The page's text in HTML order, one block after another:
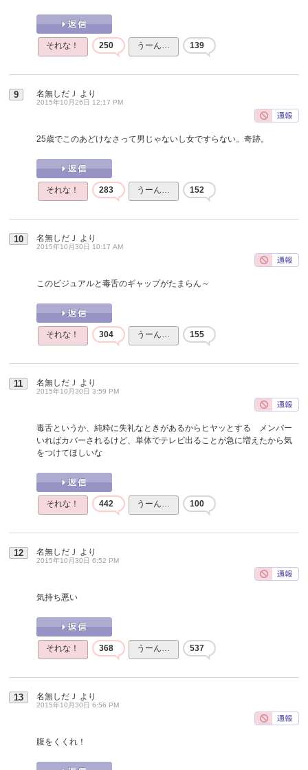
それな！ 250 うーん… 139
9 名無しだＪ より
2015年10月26日 12:17 PM
25歳でこのあどけなさって男じゃないし女ですらない。奇跡。
それな！ 283 うーん… 152
10 名無しだＪ より
2015年10月30日 10:17 AM
このビジュアルと毒舌のギャップがたまらん～
それな！ 304 うーん… 155
11 名無しだＪ より
2015年10月30日 3:59 PM
毒舌というか、純粋に失礼なときがあるからヒヤッとする メンバー
いればカバーされるけど、単体でテレビ出ることが急に増えたから気
をつけてほしいな
それな！ 442 うーん… 100
12 名無しだＪ より
2015年10月30日 6:52 PM
気持ち悪い
それな！ 368 うーん… 537
13 名無しだＪ より
2015年10月30日 6:56 PM
腹をくくれ！